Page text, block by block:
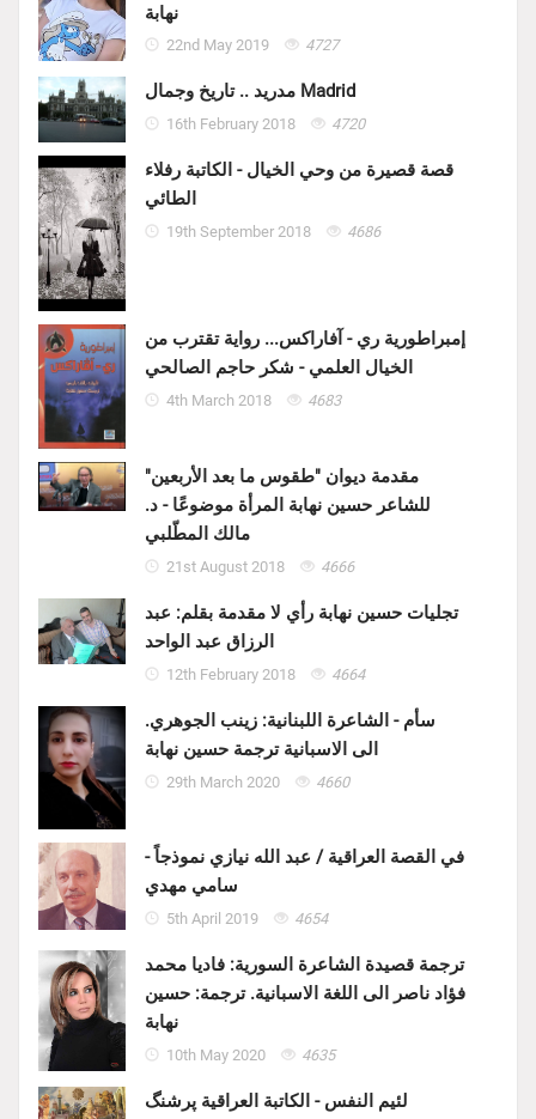
نهابة
22nd May 2019 4727
مدريد .. تاريخ وجمال Madrid
16th February 2018 4720
قصة قصيرة من وحي الخيال - الكاتبة رفلاء
الطائي
19th September 2018 4686
إمبراطورية ري - آفاراكس... رواية تقترب من
الخيال العلمي - شكر حاجم الصالحي
4th March 2018 4683
مقدمة ديوان "طقوس ما بعد الأربعين"
للشاعر حسين نهابة المرأة موضوعًا - د.
مالك المطّلبي
21st August 2018 4666
تجليات حسين نهابة رأي لا مقدمة بقلم: عبد
الرزاق عبد الواحد
12th February 2018 4664
سأم - الشاعرة اللبنانية: زينب الجوهري.
الى الاسبانية ترجمة حسين نهابة
29th March 2020 4660
في القصة العراقية / عبد الله نيازي نموذجاً -
سامي مهدي
5th April 2019 4654
ترجمة قصيدة الشاعرة السورية: فاديا محمد
فؤاد ناصر الى اللغة الاسبانية. ترجمة: حسين
نهابة
10th May 2020 4635
لئيم النفس - الكاتبة العراقية پرشنگ